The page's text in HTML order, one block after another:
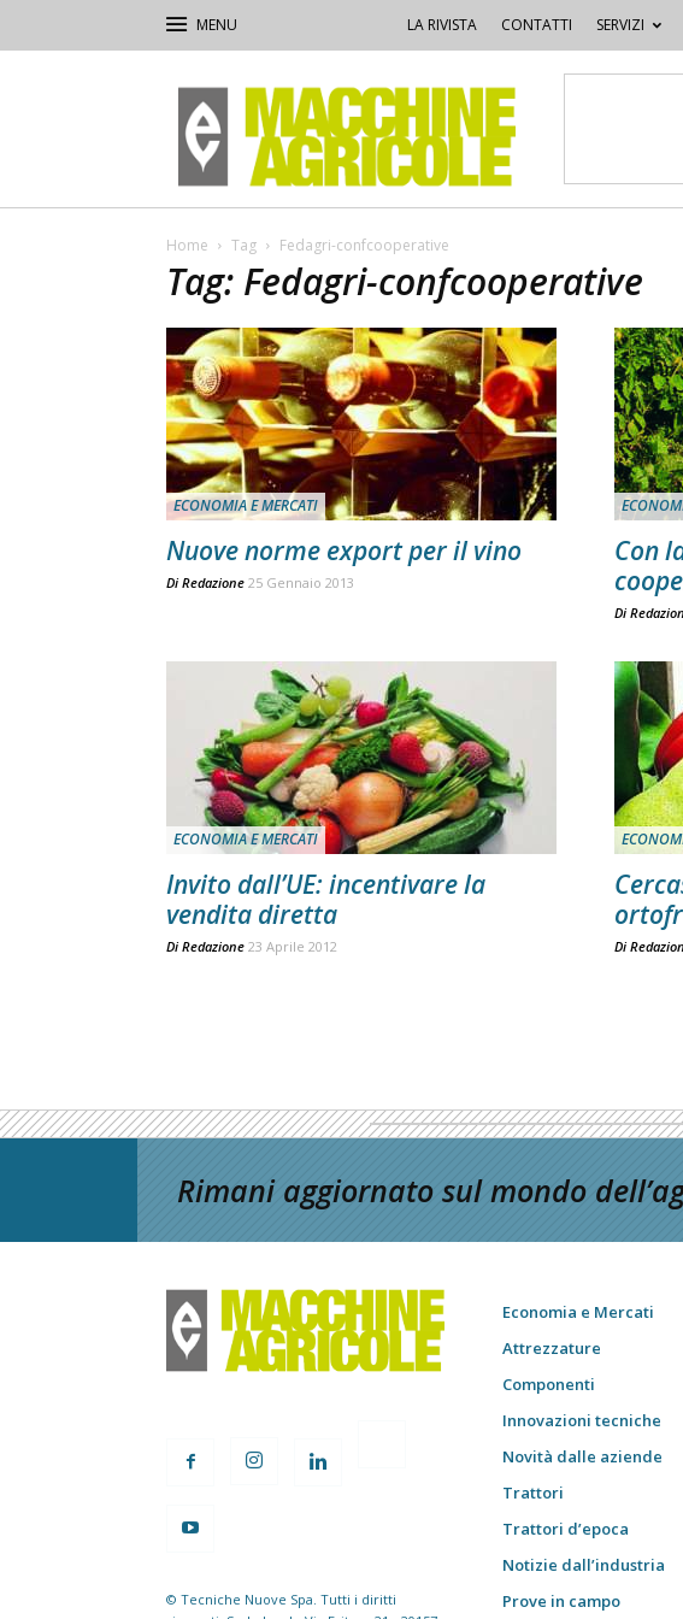
LA RIVISTA CONTATTI SERVIZI
Macchine
Agricole
Home Tag Fedagri-confcooperative
Tag: Fedagri-confcooperative
ECONOMIA E MERCATI
Nuove norme export per il vino
Di Redazione 25 Gennaio 2013
Con
Di
ECONOMIA E MERCATI
Invito dall’UE: incentivare la
vendita diretta
Di Redazione 23 Aprile 2012 Di
Rimani aggiornato sul mondo
© Tecniche Nuove Spa. Tutti i diritti
Economia e Mercati
Attrezzature
Componenti
Innovazioni tecniche
Novità dalle aziende
Trattori
Trattori d’epoca
Notizie dall’industria
Prove in campo